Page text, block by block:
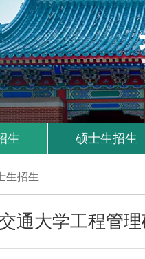
生 硕士生招生
生招生
通大学工程管